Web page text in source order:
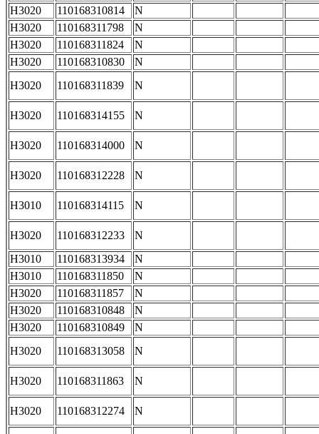
H3020
110168310814
N
H3020
110168311798
N
H3020
110168311824
N
H3020
110168310830
N
H3020
110168311839 N
H3020 110168314155 N
H3020 110168314000 N
H3020 110168312228 N
H3010 110168314115 N
H3020 110168312233
N
H3010
110168313934
N
H3010
110168311850
N
H3020
110168311857
N
H3020
110168310848
N
H3020
110168310849
N
H3020
110168313058 N
H3020 110168311863 N
H3020 110168312274 N